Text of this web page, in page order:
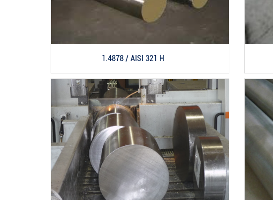
1.4878 / AISI 321 H